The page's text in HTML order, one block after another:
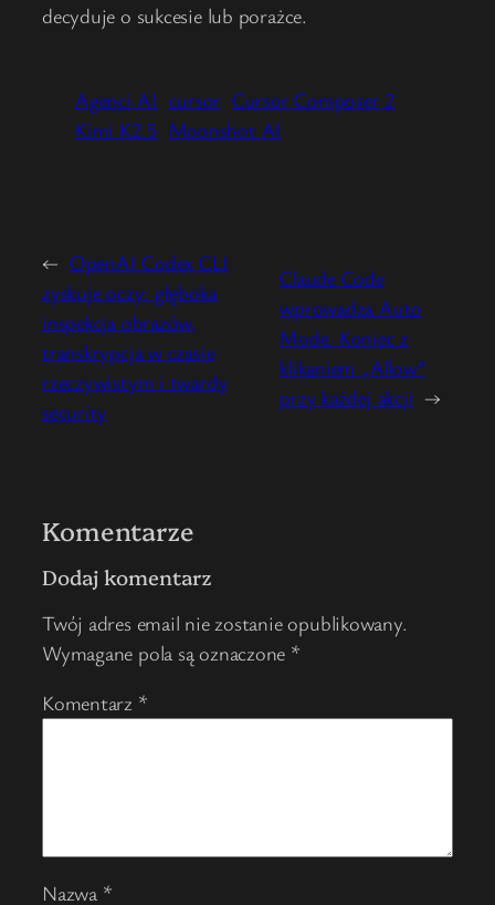
decyduje o sukcesie lub porażce.
Agenci AI cursor Cursor Composer 2
Kimi K2.5 Moonshot AI
← OpenAI Codex CLI
zyskuje oczy: głęboka
inspekcja obrazów,
transkrypcja w czasie
rzeczywistym i twardy
security
Claude Code
wprowadza Auto
Mode. Koniec z
klikaniem „Allow”
przy każdej akcji →
Komentarze
Dodaj komentarz
Twój adres email nie zostanie opublikowany.
Wymagane pola są oznaczone *
Komentarz *
Nazwa *